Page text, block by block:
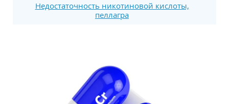
Недостаточность никотиновой кислоты,
пеллагра